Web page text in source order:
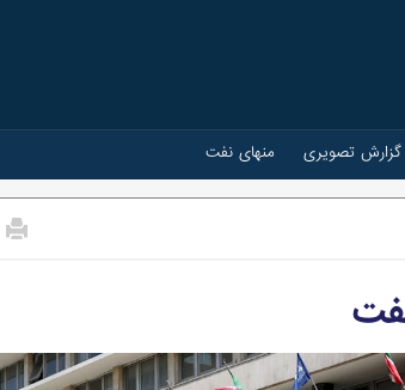
گزارش تصویری منهای نفت